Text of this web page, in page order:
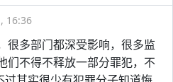
16:36
很多部门都深受影响，很多监
们不得不释放一部分罪犯，不